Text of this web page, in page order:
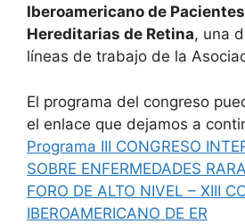
Iberoamericano de
Hereditarias de Retina, una
líneas de trabajo de la
El programa del congreso
el enlace que dejamos a
Programa III CONGRESO
SOBRE ENFERMEDADES
FORO DE ALTO NIVEL – XIII
IBEROAMERICANO DE ER